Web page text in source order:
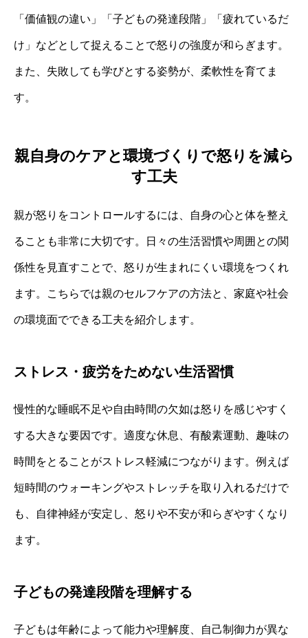
「価値観の違い」「子どもの発達段階」「疲れているだ
け」などとして捉えることで怒りの強度が和らぎます。
また、失敗しても学びとする姿勢が、柔軟性を育てま
す。
親自身のケアと環境づくりで怒りを減ら
す工夫
親が怒りをコントロールするには、自身の心と体を整え
ることも非常に大切です。日々の生活習慣や周囲との関
係性を見直すことで、怒りが生まれにくい環境をつくれ
ます。こちらでは親のセルフケアの方法と、家庭や社会
の環境面でできる工夫を紹介します。
ストレス・疲労をためない生活習慣
慢性的な睡眠不足や自由時間の欠如は怒りを感じやすく
する大きな要因です。適度な休息、有酸素運動、趣味の
時間をとることがストレス軽減につながります。例えば
短時間のウォーキングやストレッチを取り入れるだけで
も、自律神経が安定し、怒りや不安が和らぎやすくなり
ます。
子どもの発達段階を理解する
子どもは年齢によって能力や理解度、自己制御力が異な